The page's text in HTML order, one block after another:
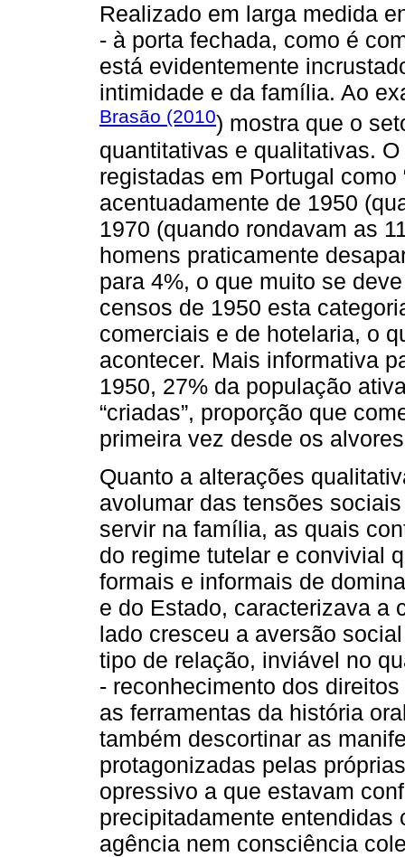
Realizado em larga medida
- à porta fechada, como é
está evidentemente
intimidade e da família. Ao
Brasão (2010) mostra que o
quantitativas e qualitativas.
registadas em Portugal como
acentuadamente de 1950
1970 (quando rondavam as
homens praticamente
para 4%, o que muito se
censos de 1950 esta
comerciais e de hotelaria, o
acontecer. Mais informativa
1950, 27% da população
“criadas”, proporção que
primeira vez desde os
Quanto a alterações
avolumar das tensões
servir na família, as quais
do regime tutelar e convivial
formais e informais de
e do Estado, caracterizava a
lado cresceu a aversão
tipo de relação, inviável no
- reconhecimento dos
as ferramentas da história
também descortinar as
protagonizadas pelas
opressivo a que estavam
precipitadamente
agência nem consciência